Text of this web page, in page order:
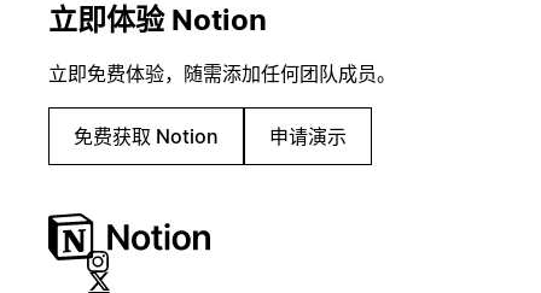
立即体验 Notion
立即免费体验，随需添加任何团队成员。
免费获取 Notion 申请演示